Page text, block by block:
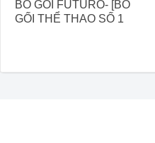
BÓ GỐI FUTURO- [BÓ
GỐI THỂ THAO SỐ 1